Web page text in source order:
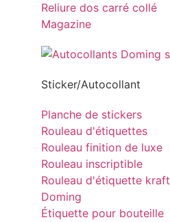
Reliure dos carré collé
Magazine
Sticker/Autocollant
Planche de stickers
Rouleau d'étiquettes
Rouleau finition de luxe
Rouleau inscriptible
Rouleau d'étiquette kraft
Doming
Étiquette pour bouteille